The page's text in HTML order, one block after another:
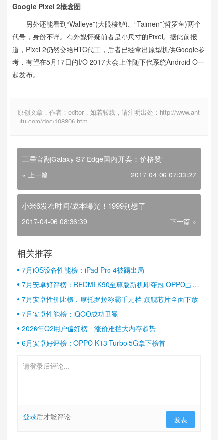
Google Pixel 2概念图
另外还能看到“Walleye”(大眼梭鲈)、“Taimen”(哲罗鱼)两个
代号，身份不详。有外媒怀疑前者是小尺寸的Pixel。据此前报
道，Pixel 2仍然交给HTC代工，后者已经拿出原型机供Google参
考，有望在5月17日的I/O 2017大会上伴随下代系统Android O一
起发布。
原创文章，作者：editor，如若转载，请注明出处：http://www.ant
utu.com/doc/108806.htm
三星官翻Galaxy S7 Edge国内开卖：价格赞
« 上一篇 2017-04-06 07:33:27
小米6发布时间/成本曝光！1999别想了
2017-04-06 08:36:39 下一篇 »
相关推荐
7月iOS设备性能榜：iPad Pro 4被踢出局
7月安卓好评榜：REDMI K90至尊版新机即夺冠 OPPO占据
半壁江山
7月安卓性价比榜：摩托罗拉称霸千元档 旗舰芯片全面下放
7月安卓性能榜：iQOO成功卫冕
2026年Q2用户偏好榜：涨价难挡大内存趋势
6月安卓好评榜：OPPO K13 Turbo 5G拿下榜首
登录后才能评论 发表